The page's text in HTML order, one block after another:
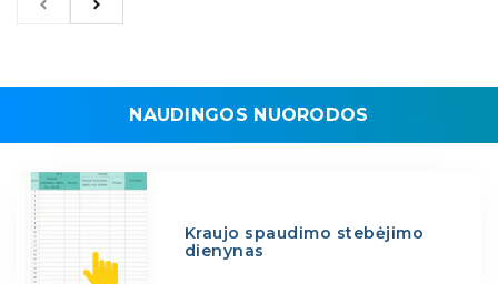
NAUDINGOS NUORODOS
Kraujo spaudimo stebėjimo
dienynas